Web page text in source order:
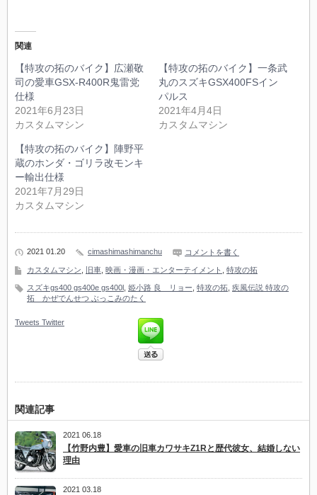
関連
【特攻の拓のバイク】広瀬敬
司の愛車GSX-R400R鬼雷党
仕様
2021年6月23日
カスタムマシン
【特攻の拓のバイク】一条武
丸のスズキGSX400FSイン
パルス
2021年4月4日
カスタムマシン
【特攻の拓のバイク】陣野平
蔵のホンダ・ゴリラ改モンキ
ー輸出仕様
2021年7月29日
カスタムマシン
2021 01.20 cimashimashimanchu コメントを書く
カスタムマシン 旧車 映画・漫画・エンターテイメント 特攻の拓
スズキgs400 gs400e gs400l 姫小路 良 リョー 特攻の拓 疾風伝説 特攻の
拓 かぜでんせつ ぶっこみのたく
Tweets Twitter
関連記事
2021 06.18
【竹野内豊】愛車の旧車カワサキZ1Rと歴代彼女、結婚しない
理由
2021 03.18